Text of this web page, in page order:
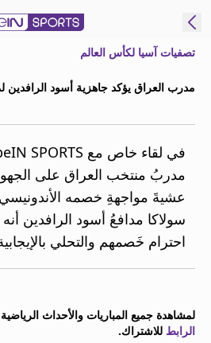
النسخة
MENA
إدارة
التنبيهات
انضم
الإخبارية
اتصل بنا
تصفيات آسيا لكأس العالم
مدرب العراق يؤكد جاهزية أسود الرافدين
مدربُ منتخب العراق على
عشيةَ مواجهةِ خصمه
سولاكا مدافعُ أسود الرافدين
احترام خَصمهم والتحلي
لمشاهدة جميع المباريات والأحداث
الرابط للاشتراك.